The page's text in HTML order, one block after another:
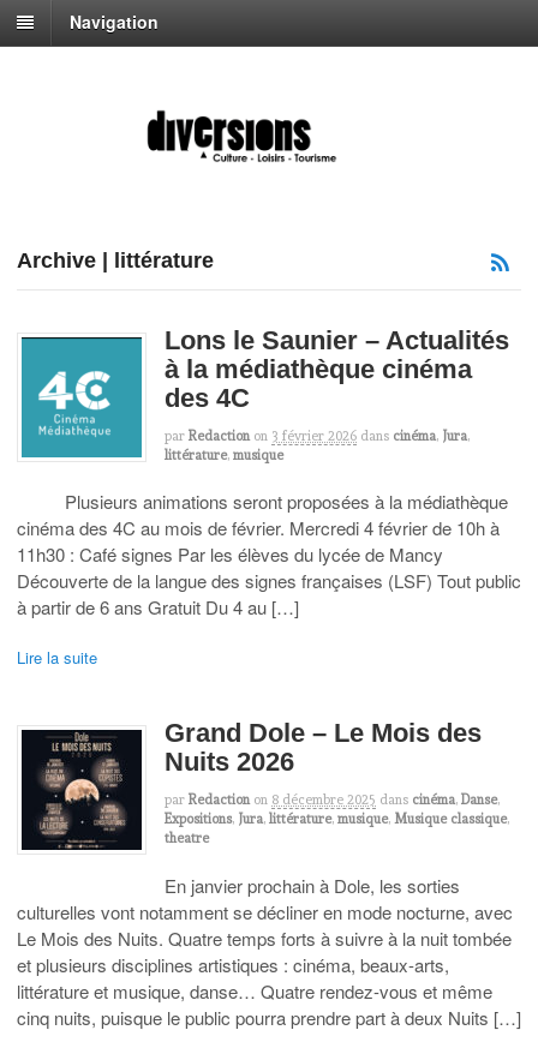
Navigation
Archive | littérature
Lons le Saunier – Actualités
à la médiathèque cinéma
des 4C
par Redaction on 3 février 2026 dans cinéma, Jura,
littérature, musique
Plusieurs animations seront proposées à la médiathèque
cinéma des 4C au mois de février. Mercredi 4 février de 10h à
11h30 : Café signes Par les élèves du lycée de Mancy
Découverte de la langue des signes françaises (LSF) Tout public
à partir de 6 ans Gratuit Du 4 au […]
Lire la suite
Grand Dole – Le Mois des
Nuits 2026
par Redaction on 8 décembre 2025 dans cinéma, Danse,
Expositions, Jura, littérature, musique, Musique classique,
theatre
En janvier prochain à Dole, les sorties
culturelles vont notamment se décliner en mode nocturne, avec
Le Mois des Nuits. Quatre temps forts à suivre à la nuit tombée
et plusieurs disciplines artistiques : cinéma, beaux-arts,
littérature et musique, danse… Quatre rendez-vous et même
cinq nuits, puisque le public pourra prendre part à deux Nuits […]